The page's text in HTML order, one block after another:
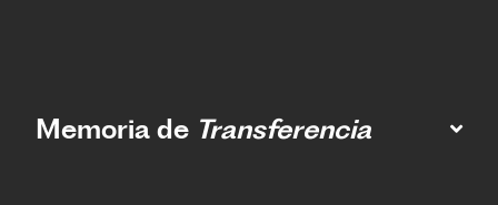
Memoria de Transferencia